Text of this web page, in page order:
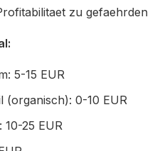
zu gefaehrden
5-15 EUR
(organisch): 0-10 EUR
25 EUR